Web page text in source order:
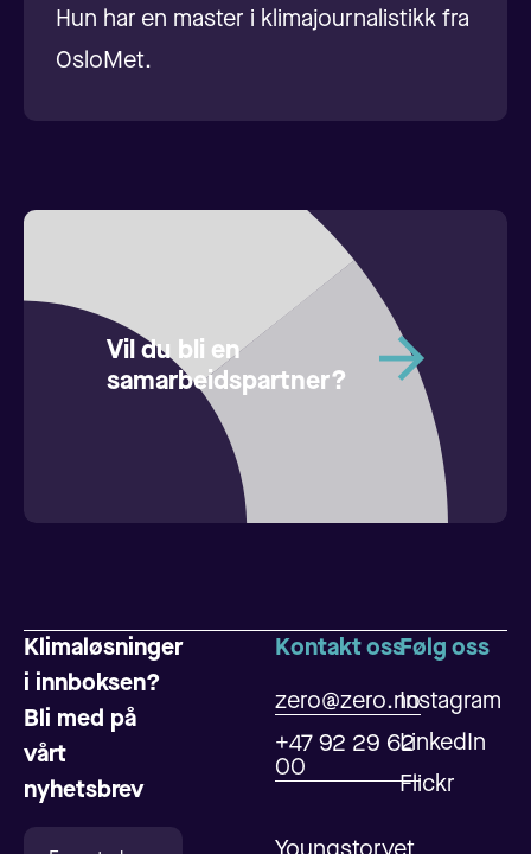
Hun har en master i klimajournalistikk fra
OsloMet.
Vil du bli en
samarbeidspartner?
Klimaløsninger
i innboksen?
Bli med på
vårt
nyhetsbrev
Kontakt oss
zero@zero.no
+47 92 29 62
00
Følg oss
Instagram
LinkedIn
Flickr